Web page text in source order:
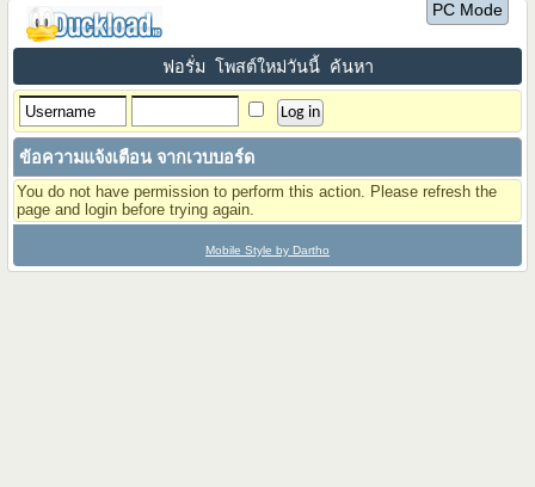
PC Mode
ฟอรั่ม โพสต์ใหม่วันนี้ ค้นหา
ข้อความแจ้งเตือน จากเวบบอร์ด
You do not have permission to perform this action. Please refresh the
page and login before trying again.
Mobile Style by Dartho